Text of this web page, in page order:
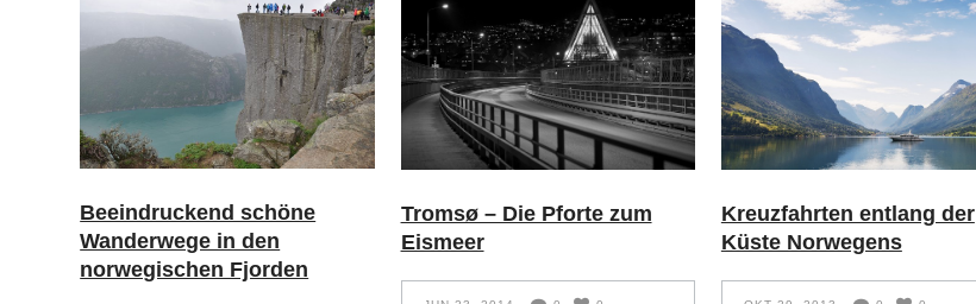
Beeindruckend schöne
Wanderwege in den
norwegischen Fjorden
Tromsø – Die Pforte zum
Eismeer
Kreuzfahrten entlang der
Küste Norwegens